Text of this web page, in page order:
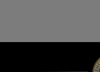
Hírek